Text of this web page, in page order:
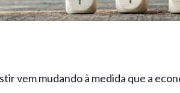
vem mudando à medida que a